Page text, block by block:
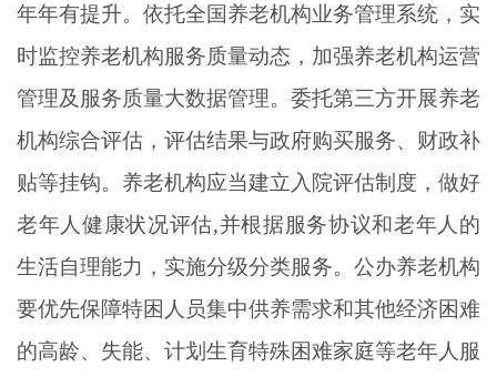
年年有提升。依托全国养老机构业务管理系统，实
时监控养老机构服务质量动态，加强养老机构运营
管理及服务质量大数据管理。委托第三方开展养老
机构综合评估，评估结果与政府购买服务、财政补
贴等挂钩。养老机构应当建立入院评估制度，做好
老年人健康状况评估,并根据服务协议和老年人的
生活自理能力，实施分级分类服务。公办养老机构
要优先保障特困人员集中供养需求和其他经济困难
的高龄、失能、计划生育特殊困难家庭等老年人服